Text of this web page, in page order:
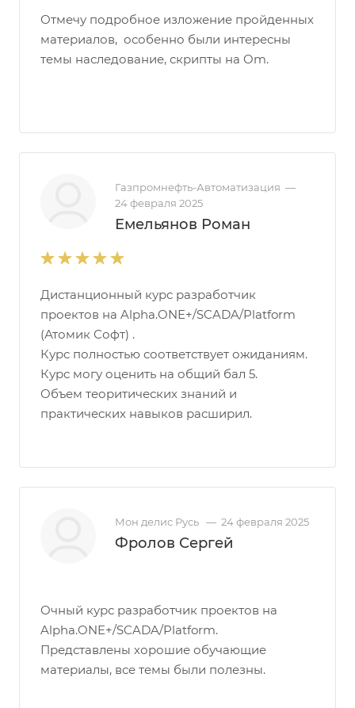
Отмечу подробное изложение пройденных
материалов, особенно были интересны
темы наследование, скрипты на Om.
Газпромнефть-Автоматизация —
24 февраля 2025
Емельянов Роман
Дистанционный курс разработчик
проектов на Alpha.ONE+/SCADA/Platform
(Атомик Софт) .
Курс полностью соответствует ожиданиям.
Курс могу оценить на общий бал 5.
Объем теоритических знаний и
практических навыков расширил.
Мон делис Русь — 24 февраля 2025
Фролов Сергей
Очный курс разработчик проектов на
Alpha.ONE+/SCADA/Platform.
Представлены хорошие обучающие
материалы, все темы были полезны.